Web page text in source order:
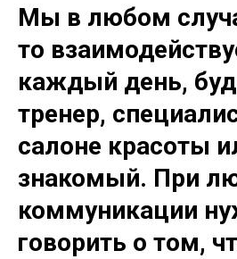
Мы в любом
то
каждый день,
тренер,
салоне красоты
знакомый. При
коммуникации
говорить о том,